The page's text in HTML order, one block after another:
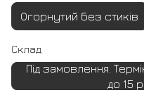
Огорнутий без стиків
Склад
Під замовлення.
до 15